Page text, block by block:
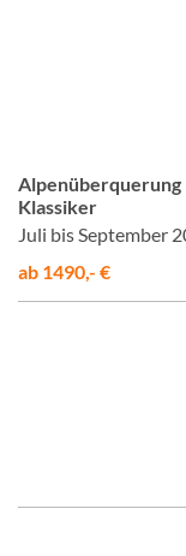
Alpenüberquerung
Klassiker
Juli bis September
ab 1490,- €